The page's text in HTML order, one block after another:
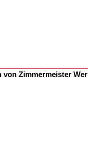
von Zimmermeister